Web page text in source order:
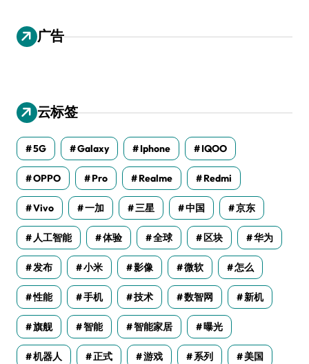
广告
云标签
5G Galaxy Iphone IQOO
OPPO Pro Realme Redmi
Vivo 一加 三星 中国 京东
人工智能 体验 全球 区块 华为
发布 小米 影像 微软 怎么
性能 手机 技术 数智网 新机
旗舰 智能 智能家居 曝光
机器人 正式 游戏 系列 美国